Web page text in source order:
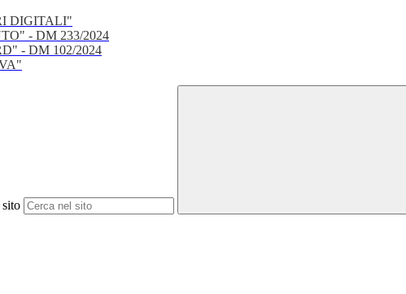
DIGITALI"
- DM 233/2024
- DM 102/2024